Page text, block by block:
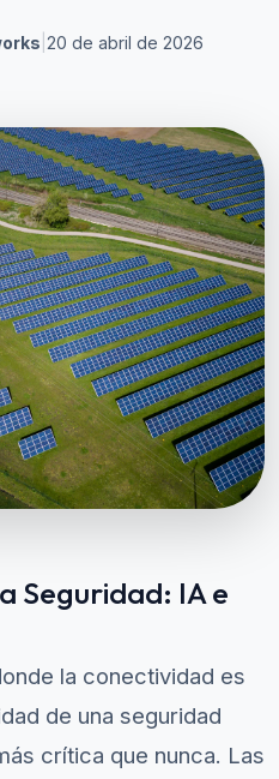
20 de abril de 2026
Seguridad: IA e
la conectividad es
de una seguridad
crítica que nunca. Las